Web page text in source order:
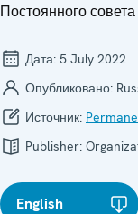
Постоянного совета
Дата: 5 July 2022
Опубликовано:
Источник:
Publisher:
English